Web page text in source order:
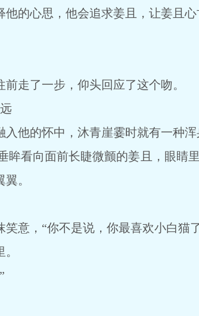
的心思，他会追求姜且，让姜且
了一步，仰头回应了这个吻。
的怀中，沐青崖霎时就有一种浑
看向面前长睫微颤的姜且，眼睛
。
意，“你不是说，你最喜欢小白猫